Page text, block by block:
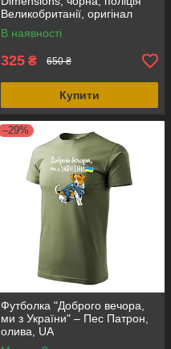
Великобританії, оригінал
В наявності
325 ₴ 650 ₴
Купити
–29%
Футболка "Доброго вечора,
ми з України" – Пес Патрон,
олива, UA